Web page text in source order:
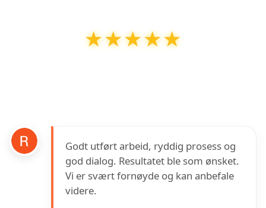
★★★★★
★★★★★
Godt utført arbeid, ryddig prosess og
god dialog. Resultatet ble som ønsket.
Vi er svært fornøyde og kan anbefale
videre.